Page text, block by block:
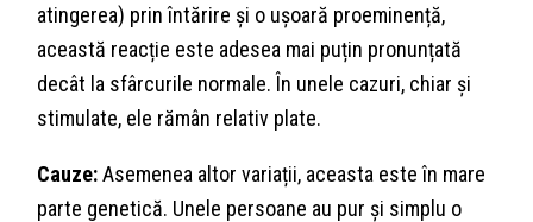
atingerea) prin întărire și o ușoară proeminență,
această reacție este adesea mai puțin pronunțată
decât la sfârcurile normale. În unele cazuri, chiar și
stimulate, ele rămân relativ plate.
Cauze:Asemenea altor variații, aceasta este în mare
parte genetică. Unele persoane au pur și simplu o